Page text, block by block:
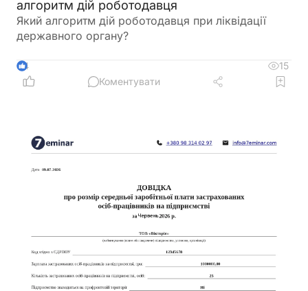
алгоритм дій роботодавця
Який алгоритм дій роботодавця при ліквідації
державного органу?
4
15
Коментувати